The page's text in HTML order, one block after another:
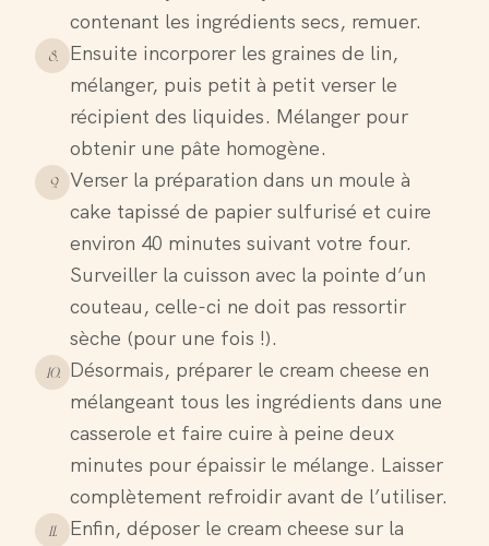
contenant les ingrédients secs, remuer.
8.
Ensuite incorporer les graines de lin,
mélanger, puis petit à petit verser le
récipient des liquides. Mélanger pour
obtenir une pâte homogène.
9.
Verser la préparation dans un moule à
cake tapissé de papier sulfurisé et cuire
environ 40 minutes suivant votre four.
Surveiller la cuisson avec la pointe d’un
couteau, celle-ci ne doit pas ressortir
sèche (pour une fois !).
10.
Désormais, préparer le cream cheese en
mélangeant tous les ingrédients dans une
casserole et faire cuire à peine deux
minutes pour épaissir le mélange. Laisser
complètement refroidir avant de l’utiliser.
11.
Enfin, déposer le cream cheese sur la